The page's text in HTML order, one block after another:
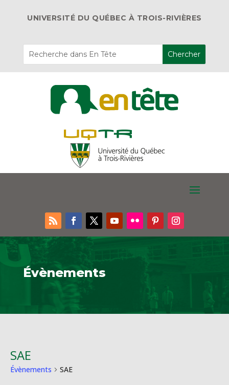
UNIVERSITÉ DU QUÉBEC À TROIS-RIVIÈRES
Évènements
SAE
Évènements SAE